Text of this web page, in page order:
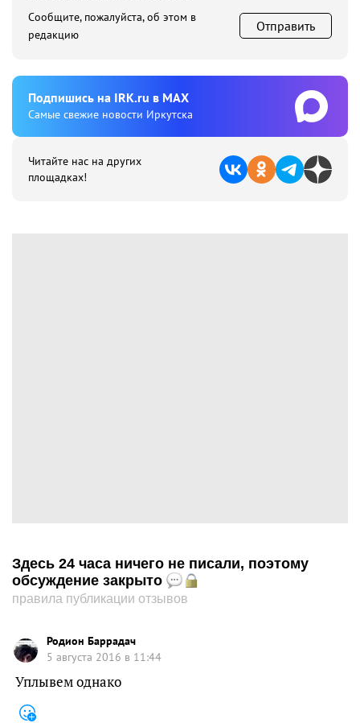
Сообщите, пожалуйста, об этом в
редакцию
Отправить
Подпишиcь на IRK.ru в MAX
Cамые свежие новости Иркутска
Читайте нас на других
площадках!
Здесь 24 часа ничего не писали, поэтому
обсуждение закрыто
правила публикации отзывов
Родион Баррадач
5 августа 2016 в 11:44
Уплывем однако